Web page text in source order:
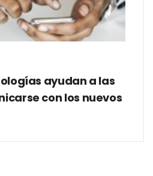
ayudan a las
con los nuevos